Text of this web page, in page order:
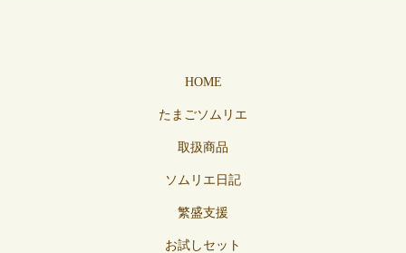
HOME
たまごソムリエ
取扱商品
ソムリエ日記
繁盛支援
お試しセット